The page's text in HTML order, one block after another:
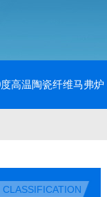
高温陶瓷纤维马弗炉